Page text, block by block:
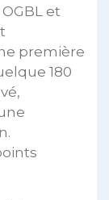
et
première
180